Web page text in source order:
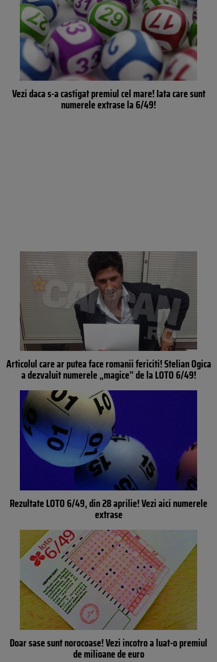
Vezi daca s-a castigat premiul cel mare! Iata care sunt
numerele extrase la 6/49!
Articolul care ar putea face romanii fericiti! Stelian Ogica
a dezvaluit numerele „magice” de la LOTO 6/49!
Rezultate LOTO 6/49, din 28 aprilie! Vezi aici numerele
extrase
Doar sase sunt norocoase! Vezi incotro a luat-o premiul
de milioane de euro